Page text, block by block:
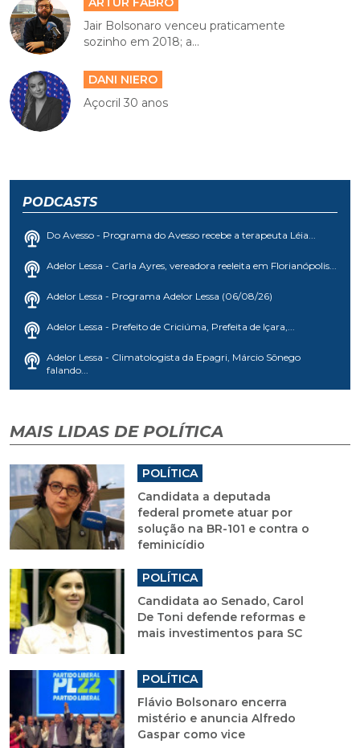
Jair Bolsonaro venceu praticamente
sozinho em 2018; a...
DANI NIERO
Açocril 30 anos
PODCASTS
Do Avesso - Programa do Avesso recebe a terapeuta Léia...
Adelor Lessa - Carla Ayres, vereadora reeleita em Florianópolis...
Adelor Lessa - Programa Adelor Lessa (06/08/26)
Adelor Lessa - Prefeito de Criciúma, Prefeita de Içara,...
Adelor Lessa - Climatologista da Epagri, Márcio Sônego
falando...
MAIS LIDAS DE POLÍTICA
POLÍTICA
Candidata a deputada
federal promete atuar por
solução na BR-101 e contra o
feminicídio
POLÍTICA
Candidata ao Senado, Carol
De Toni defende reformas e
mais investimentos para SC
POLÍTICA
Flávio Bolsonaro encerra
mistério e anuncia Alfredo
Gaspar como vice